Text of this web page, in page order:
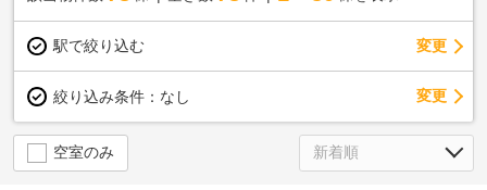
駅で絞り込む 変更
絞り込み条件： なし 変更
空室のみ